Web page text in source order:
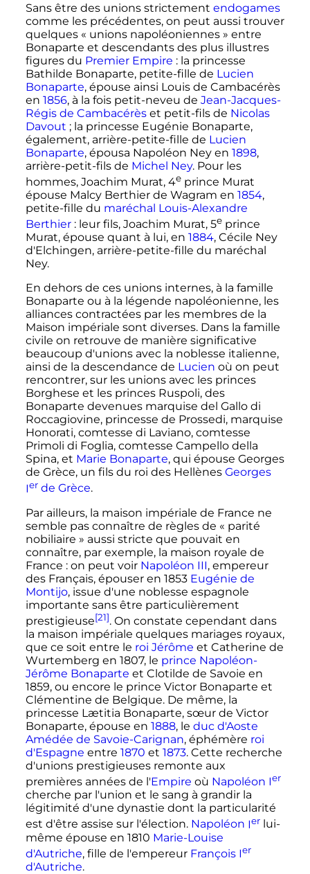
Sans être des unions strictement endogames
comme les précédentes, on peut aussi trouver
quelques « unions napoléoniennes » entre
Bonaparte et descendants des plus illustres
figures du Premier Empire : la princesse
Bathilde Bonaparte, petite-fille de Lucien
Bonaparte, épouse ainsi Louis de Cambacérès
en 1856, à la fois petit-neveu de Jean-Jacques-
Régis de Cambacérèset petit-fils de Nicolas
Davout ; la princesse Eugénie Bonaparte,
également, arrière-petite-fille de Lucien
Bonaparte, épousa Napoléon Ney en 1898,
arrière-petit-fils de Michel Ney. Pour les
hommes, Joachim Murat, 4e prince Murat
épouse Malcy Berthier de Wagram en 1854,
petite-fille du maréchal Louis-Alexandre
Berthier : leur fils, Joachim Murat, 5e prince
Murat, épouse quant à lui, en 1884, Cécile Ney
d'Elchingen, arrière-petite-fille du maréchal
Ney.
En dehors de ces unions internes, à la famille
Bonaparte ou à la légende napoléonienne, les
alliances contractées par les membres de la
Maison impériale sont diverses. Dans la famille
civile on retrouve de manière significative
beaucoup d'unions avec la noblesse italienne,
ainsi de la descendance de Lucien où on peut
rencontrer, sur les unions avec les princes
Borghese et les princes Ruspoli, des
Bonaparte devenues marquise del Gallo di
Roccagiovine, princesse de Prossedi, marquise
Honorati, comtesse di Laviano, comtesse
Primoli di Foglia, comtesse Campello della
Spina, et Marie Bonaparte, qui épouse Georges
de Grèce, un fils du roi des Hellènes Georges
Ierde Grèce.
Par ailleurs, la maison impériale de France ne
semble pas connaître de règles de « parité
nobiliaire » aussi stricte que pouvait en
connaître, par exemple, la maison royale de
France : on peut voir Napoléon III, empereur
des Français, épouser en 1853 Eugénie de
Montijo, issue d'une noblesse espagnole
importante sans être particulièrement
prestigieuse[21]. On constate cependant dans
la maison impériale quelques mariages royaux,
que ce soit entre le roi Jérôme et Catherine de
Wurtemberg en 1807, le prince Napoléon-
Jérôme Bonaparte et Clotilde de Savoie en
1859, ou encore le prince Victor Bonaparte et
Clémentine de Belgique. De même, la
princesse Lætitia Bonaparte, sœur de Victor
Bonaparte, épouse en 1888, le duc d'Aoste
Amédée de Savoie-Carignan, éphémère roi
d'Espagne entre 1870 et 1873. Cette recherche
d'unions prestigieuses remonte aux
premières années de l'Empire où Napoléon Ier
cherche par l'union et le sang à grandir la
légitimité d'une dynastie dont la particularité
est d'être assise sur l'élection. Napoléon Ierlui-
même épouse en 1810 Marie-Louise
d'Autriche, fille de l'empereur François Ier
d'Autriche.